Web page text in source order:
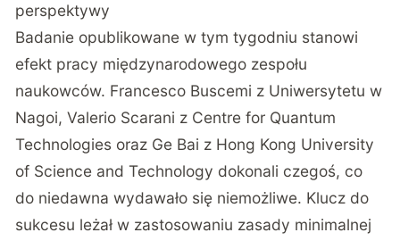
perspektywy
Badanie opublikowane w tym tygodniu stanowi
efekt pracy międzynarodowego zespołu
naukowców. Francesco Buscemi z Uniwersytetu w
Nagoi, Valerio Scarani z Centre for Quantum
Technologies oraz Ge Bai z Hong Kong University
of Science and Technology dokonali czegoś, co
do niedawna wydawało się niemożliwe. Klucz do
sukcesu leżał w zastosowaniu zasady minimalnej